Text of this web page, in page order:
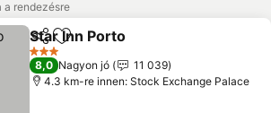
a rendezésre
Megosztás
Hozzáadás a kedvencekhez
Star Inn Porto
3 Kategória
8,0 Nagyon jó
11 039
4.3 km-re innen: Stock Exchange Palace